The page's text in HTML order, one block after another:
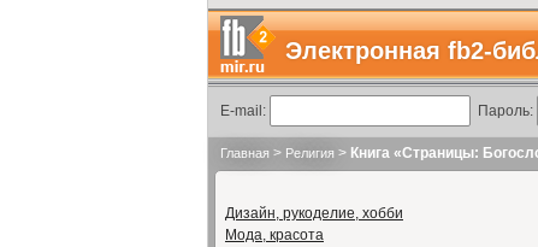
Электронная fb2-
E-mail: Пароль:
Главная > Религия > Книга «Страницы:
Дизайн, рукоделие, хобби
Мода, красота